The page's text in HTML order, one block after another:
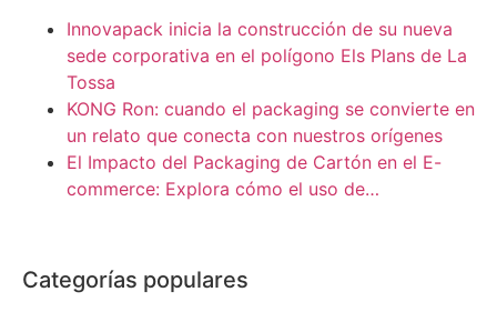
Innovapack inicia la construcción de su nueva
sede corporativa en el polígono Els Plans de La
Tossa
KONG Ron: cuando el packaging se convierte en
un relato que conecta con nuestros orígenes
El Impacto del Packaging de Cartón en el E-
commerce: Explora cómo el uso de…
Categorías populares